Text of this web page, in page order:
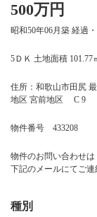
売買情報
月極駐車場のご案内
アクセス
500万円
昭和50年06月築 経過
5ＤＫ 土地面積 101.77
住所：和歌山市田尻
地区 宮前地区 C 9
物件番号 433208
物件のお問い合わせ
下記のメールにてご連
種別